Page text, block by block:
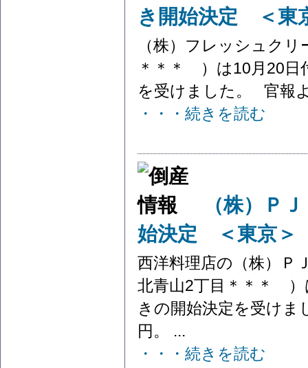
き開始決定 ＜東
（株）フレッシュク
＊＊＊ ）は10月20日
を受けました。 官報
・・・続きを読む
（株）Ｐ
始決定 ＜東京
西洋料理店の（株）Ｐ
北青山2丁目＊＊＊ ）
きの開始決定を受けま
円。 ...
・・・続きを読む